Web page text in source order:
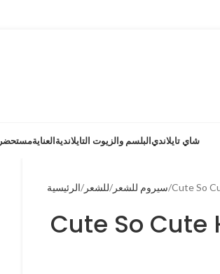
العنايةالبلسم والزيوت التايلانديةشاي تايلاندي
الرئيسية للشعر سيروم للشعر Cute So
Cute So Cute